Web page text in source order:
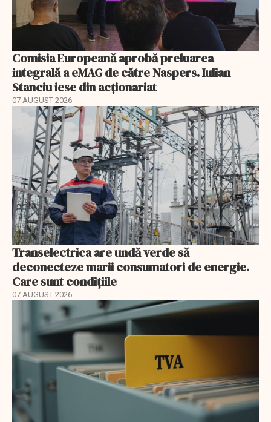
Comisia Europeană aprobă preluarea
integrală a eMAG de către Naspers. Iulian
Stanciu iese din acționariat
07 AUGUST 2026
Transelectrica are undă verde să
deconecteze marii consumatori de energie.
Care sunt condițiile
07 AUGUST 2026